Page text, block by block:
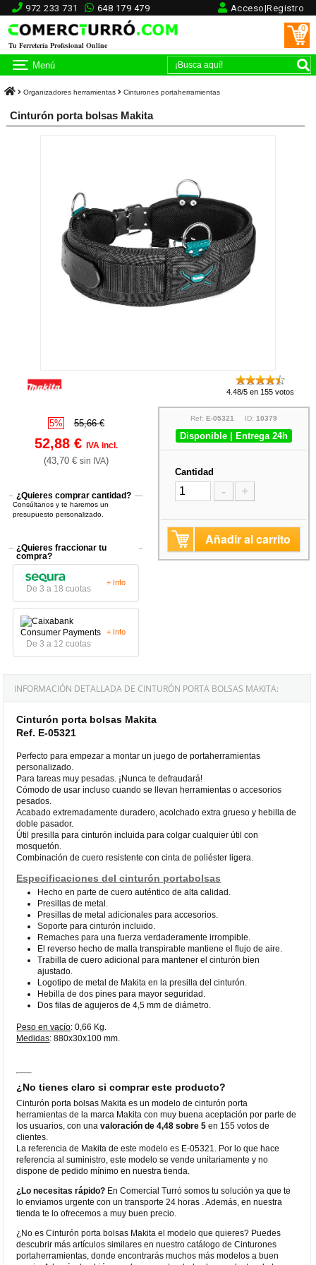
972 233 731 648 179 479 Acceso|Registro
Tu Ferretería Profesional Online
0
Menú
Organizadores herramientas Cinturones portaherramientas
Cinturón porta bolsas Makita
4.48/5 en 155 votos
5% 55,66 €
52,88 € IVA incl.
(43,70 € sin IVA)
¿Quieres comprar cantidad?
Consúltanos y te haremos un
presupuesto personalizado.
¿Quieres fraccionar tu
compra?
De 3 a 18 cuotas
+ Info
De 3 a 12 cuotas
+ Info
Ref: E-05321 ID: 10379
Disponible | Entrega 24h
Cantidad
- +
Añadir al carrito
INFORMACIÓN DETALLADA DE CINTURÓN PORTA BOLSAS MAKITA:
Cinturón porta bolsas Makita
Ref. E-05321
Perfecto para empezar a montar un juego de portaherramientas
personalizado.
Para tareas muy pesadas. ¡Nunca te defraudará!
Cómodo de usar incluso cuando se llevan herramientas o accesorios
pesados.
Acabado extremadamente duradero, acolchado extra grueso y hebilla de
doble pasador.
Útil presilla para cinturón incluida para colgar cualquier útil con
mosquetón.
Combinación de cuero resistente con cinta de poliéster ligera.
Especificaciones del cinturón portabolsas
Hecho en parte de cuero auténtico de alta calidad.
Presillas de metal.
Presillas de metal adicionales para accesorios.
Soporte para cinturón incluido.
Remaches para una fuerza verdaderamente irrompible.
El reverso hecho de malla transpirable mantiene el flujo de aire.
Trabilla de cuero adicional para mantener el cinturón bien
ajustado.
Logotipo de metal de Makita en la presilla del cinturón.
Hebilla de dos pines para mayor seguridad.
Dos filas de agujeros de 4,5 mm de diámetro.
Peso en vacío: 0,66 Kg.
Medidas: 880x30x100 mm.
¿No tienes claro si comprar este producto?
Cinturón porta bolsas Makita es un modelo de cinturón porta
herramientas de la marca Makita con muy buena aceptación por parte de
los usuarios, con unavaloración de 4,48 sobre 5 en 155 votos de
clientes.
La referencia de Makita de este modelo es E-05321. Por lo que hace
referencia al suministro, este modelo se vende unitariamente y no
dispone de pedido mínimo en nuestra tienda.
¿Lo necesitas rápido? En Comercial Turró somos tu solución ya que te
lo enviamos urgente con un transporte 24 horas . Además, en nuestra
tienda te lo ofrecemos a muy buen precio.
¿No es Cinturón porta bolsas Makita el modelo que quieres? Puedes
descubrir más artículos similares en nuestro catálogo de Cinturones
portaherramientas, donde encontrarás muchos más modelos a buen